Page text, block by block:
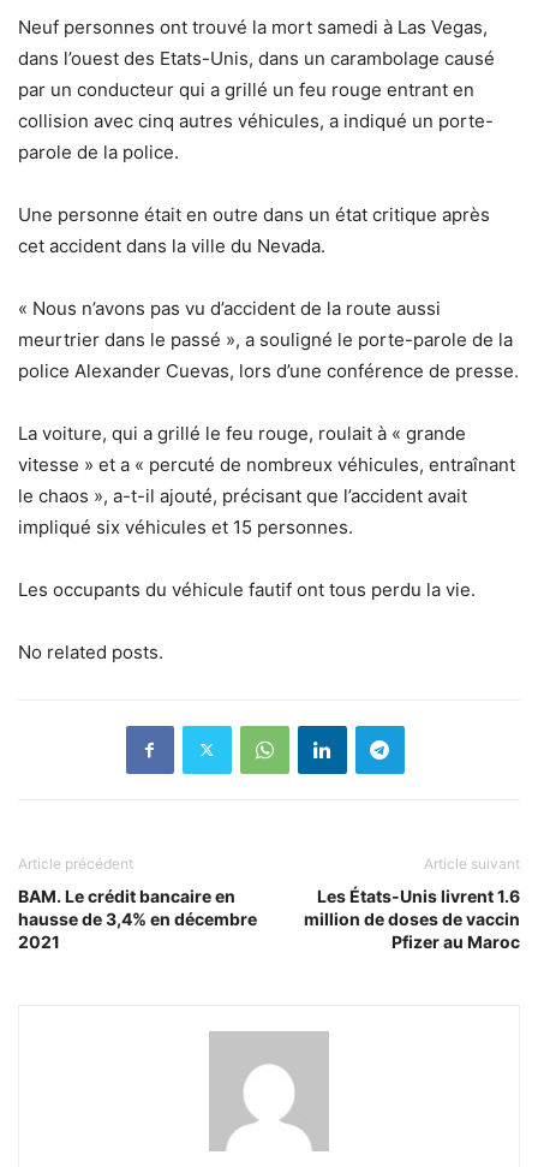
Neuf personnes ont trouvé la mort samedi à Las Vegas,
dans l’ouest des Etats-Unis, dans un carambolage causé
par un conducteur qui a grillé un feu rouge entrant en
collision avec cinq autres véhicules, a indiqué un porte-
parole de la police.
Une personne était en outre dans un état critique après
cet accident dans la ville du Nevada.
« Nous n’avons pas vu d’accident de la route aussi
meurtrier dans le passé », a souligné le porte-parole de la
police Alexander Cuevas, lors d’une conférence de presse.
La voiture, qui a grillé le feu rouge, roulait à « grande
vitesse » et a « percuté de nombreux véhicules, entraînant
le chaos », a-t-il ajouté, précisant que l’accident avait
impliqué six véhicules et 15 personnes.
Les occupants du véhicule fautif ont tous perdu la vie.
No related posts.
Article précédent
BAM. Le crédit bancaire en
hausse de 3,4% en décembre
2021
Article suivant
Les États-Unis livrent 1.6
million de doses de vaccin
Pfizer au Maroc